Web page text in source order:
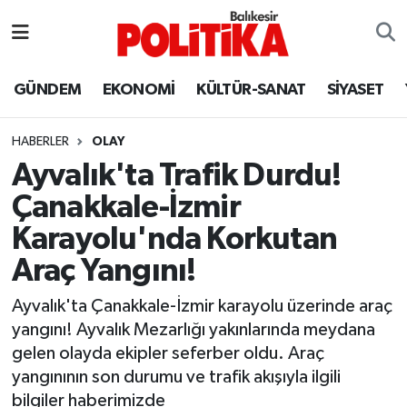
GÜNDEM EKONOMİ KÜLTÜR-SANAT SİYASET
HABERLER OLAY
Ayvalık'ta Trafik Durdu!
Çanakkale-İzmir
Karayolu'nda Korkutan
Araç Yangını!
Ayvalık'ta Çanakkale-İzmir karayolu üzerinde araç
yangını! Ayvalık Mezarlığı yakınlarında meydana
gelen olayda ekipler seferber oldu. Araç
yangınının son durumu ve trafik akışıyla ilgili
bilgiler haberimizde
Ayvalık
Balya
Bandırma
Bigadiç
BİYOGRAFİLER
Burhaniye
ÇEVRE
Balıkesir Hava Durumu
Balıkesir Namaz Vakitleri
Balıkesir Trafik Yoğunluk Haritası
Süper Lig Puan Durumu ve Fikstür
Tüm Manşetler
Son Dakika Haberleri
Haber Arşivi